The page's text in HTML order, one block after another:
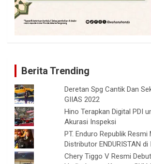
Berita Trending
Deretan Spg Cantik Dan
GIIAS 2022
Hino Terapkan Digital PDI
Akurasi Inspeksi
PT. Enduro Republik Resmi
Distributor ENDURISTAN
Chery Tiggo V Resmi